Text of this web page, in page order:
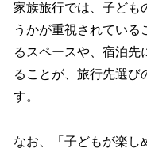
家族旅行では、子ども
うかが重視されてい
るスペースや、宿泊先
ることが、旅行先選び
す。
なお、「子どもが楽し